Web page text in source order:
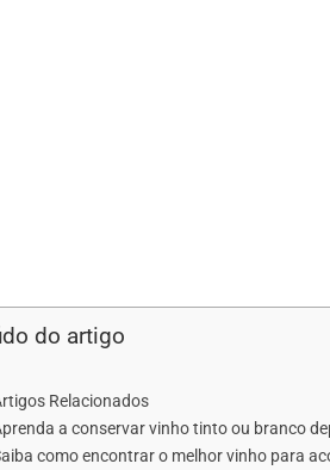
do artigo
Relacionados
a conservar vinho tinto ou branco
como encontrar o melhor vinho para